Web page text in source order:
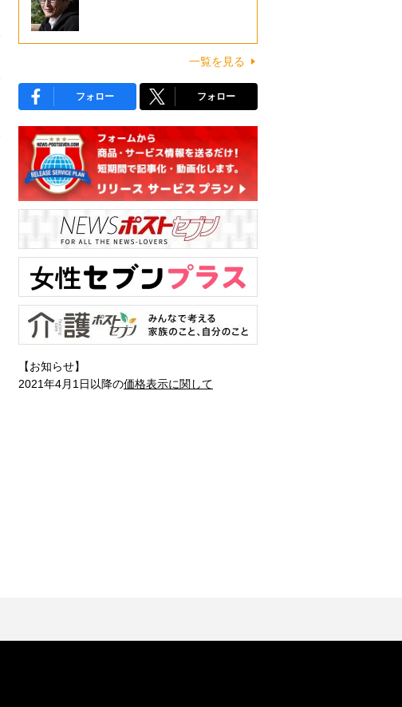
一覧を見る
フォロー フォロー
【お知らせ】
2021年4月1日以降の価格表示に関して